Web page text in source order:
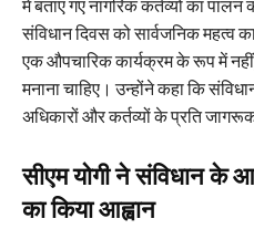
में बताए गए नागरिक कर्तव्यों का
संविधान दिवस को सार्वजनिक महत्व
एक औपचारिक कार्यक्रम के रूप में
मनाना चाहिए। उन्होंने कहा कि
अधिकारों और कर्तव्यों के प्रति
सीएम योगी ने संविधान के
का किया आह्वान